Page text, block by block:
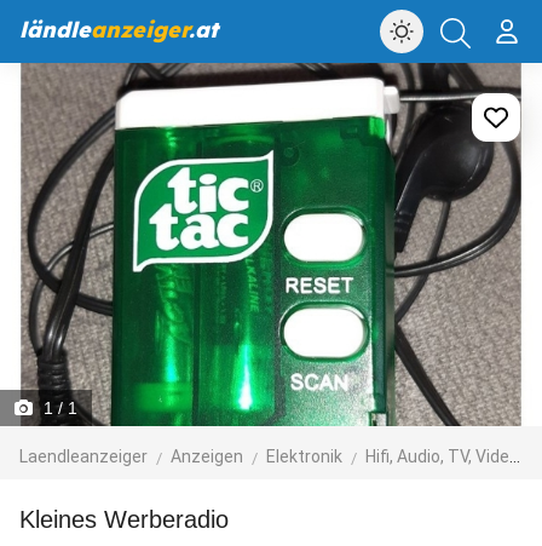
ländleanzeiger.at
1 / 1
Laendleanzeiger Anzeigen Elektronik Hifi, Audio, TV, Video, Foto
kleines Werberadio